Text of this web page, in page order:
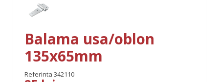
Balama usa/oblon
135x65mm
Referinta 342110